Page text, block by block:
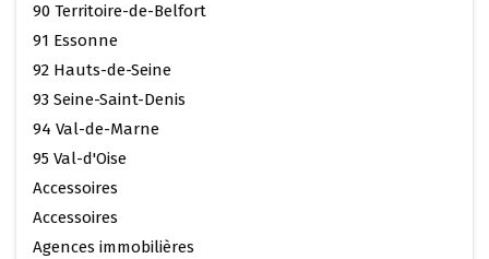
90 Territoire-de-Belfort
91 Essonne
92 Hauts-de-Seine
93 Seine-Saint-Denis
94 Val-de-Marne
95 Val-d'Oise
Accessoires
Accessoires
Agences immobilières